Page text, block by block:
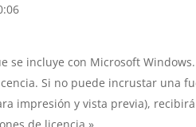
se incluye con Microsoft
Si no puede incrustar una
impresión y vista previa),